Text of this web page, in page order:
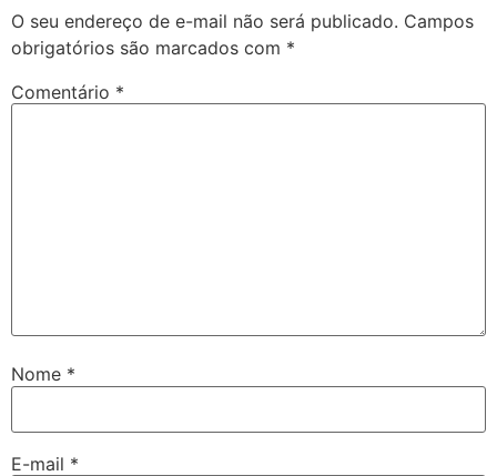
O seu endereço de e-mail não será publicado. Campos
obrigatórios são marcados com *
Comentário *
Nome *
E-mail *